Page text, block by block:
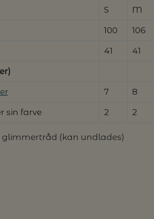
S M
100 106
41 41
7 8
sin farve 2 2
glimmertråd (kan undlades)